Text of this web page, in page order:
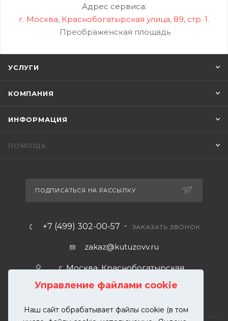
Управление файлами cookie
Наш сайт обрабатывает файлы cookie (в том
Адрес сервиса:
г. Москва, Краснобогатырская улица, 89, стр. 1.
Преображенская площадь
УСЛУГИ
КОМПАНИЯ
ИНФОРМАЦИЯ
ПОМОЩЬ
ПОДПИСАТЬСЯ НА РАССЫЛКУ
+7 (499) 302-00-57 ЗАКАЗАТЬ ЗВОНОК
zakaz@kutuzovv.ru
г. Москва, Краснобогатырская